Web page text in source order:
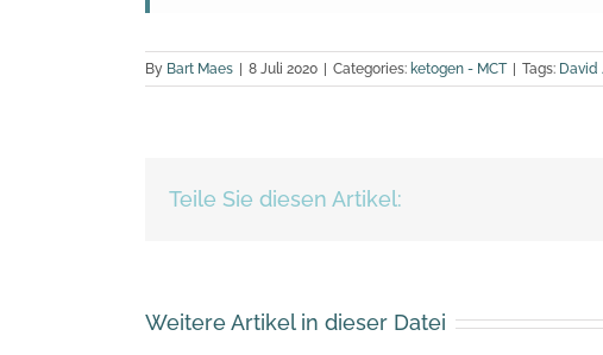
By Bart Maes 8 Juli 2020 Categories: ketogen - MCT Tags: David
Teile Sie diesen Artikel:
Weitere Artikel in dieser Datei